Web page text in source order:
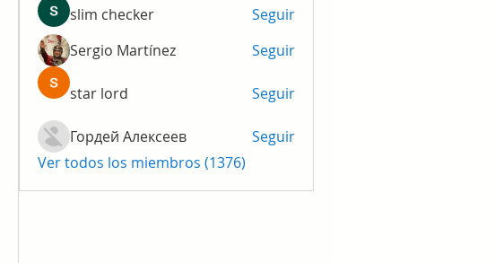
slim checker
Seguir
Sergio Martínez
Seguir
star lord Seguir
Гордей Алексеев
Seguir
Ver todos los miembros (1376)